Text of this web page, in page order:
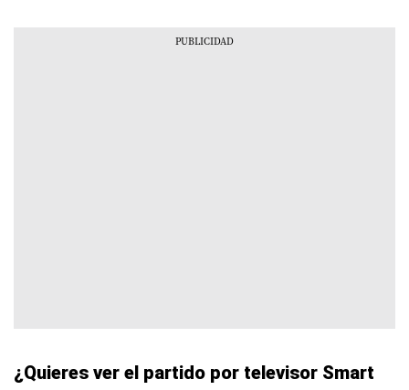
¿Quieres ver el partido por televisor Smart